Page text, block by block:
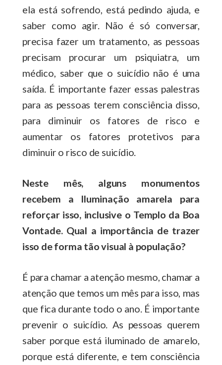
ela está sofrendo, está pedindo ajuda, e
saber como agir. Não é só conversar,
precisa fazer um tratamento, as pessoas
precisam procurar um psiquiatra, um
médico, saber que o suicídio não é uma
saída. É importante fazer essas palestras
para as pessoas terem consciência disso,
para diminuir os fatores de risco e
aumentar os fatores protetivos para
diminuir o risco de suicídio.
Neste mês, alguns monumentos
recebem a Iluminação amarela para
reforçar isso, inclusive o Templo da Boa
Vontade. Qual a importância de trazer
isso de forma tão visual à população?
É para chamar a atenção mesmo, chamar a
atenção que temos um mês para isso, mas
que fica durante todo o ano. É importante
prevenir o suicídio. As pessoas querem
saber porque está iluminado de amarelo,
porque está diferente, e tem consciência